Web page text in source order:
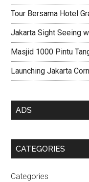
Tour Bersama Hotel
Jakarta Sight Seeing
Masjid 1000 Pintu
Launching Jakarta
ADS
CATEGORIES
Categories